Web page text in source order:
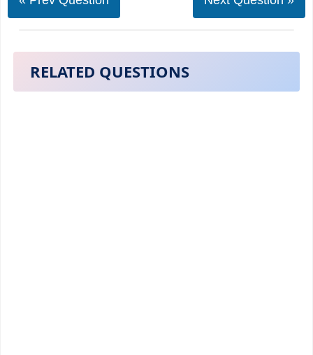
RELATED QUESTIONS